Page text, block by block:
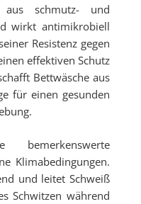
schmutz- und
wirkt antimikrobiell
Resistenz gegen
effektiven Schutz
Bettwäsche aus
für einen gesunden
bemerkenswerte
Klimabedingungen.
und leitet Schweiß
Schwitzen während